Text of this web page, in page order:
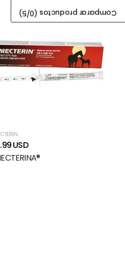
USD
Comparar productos (
0
/5)